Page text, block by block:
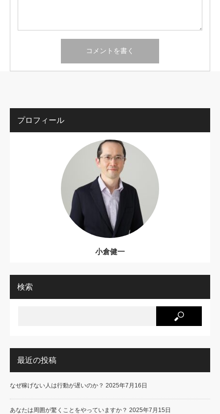
プロフィール
小倉健一
検索
最近の投稿
なぜ稼げない人は行動が遅いのか？ 2025年7月16日
あなたは周囲が驚くことをやっていますか？ 2025年7月15日